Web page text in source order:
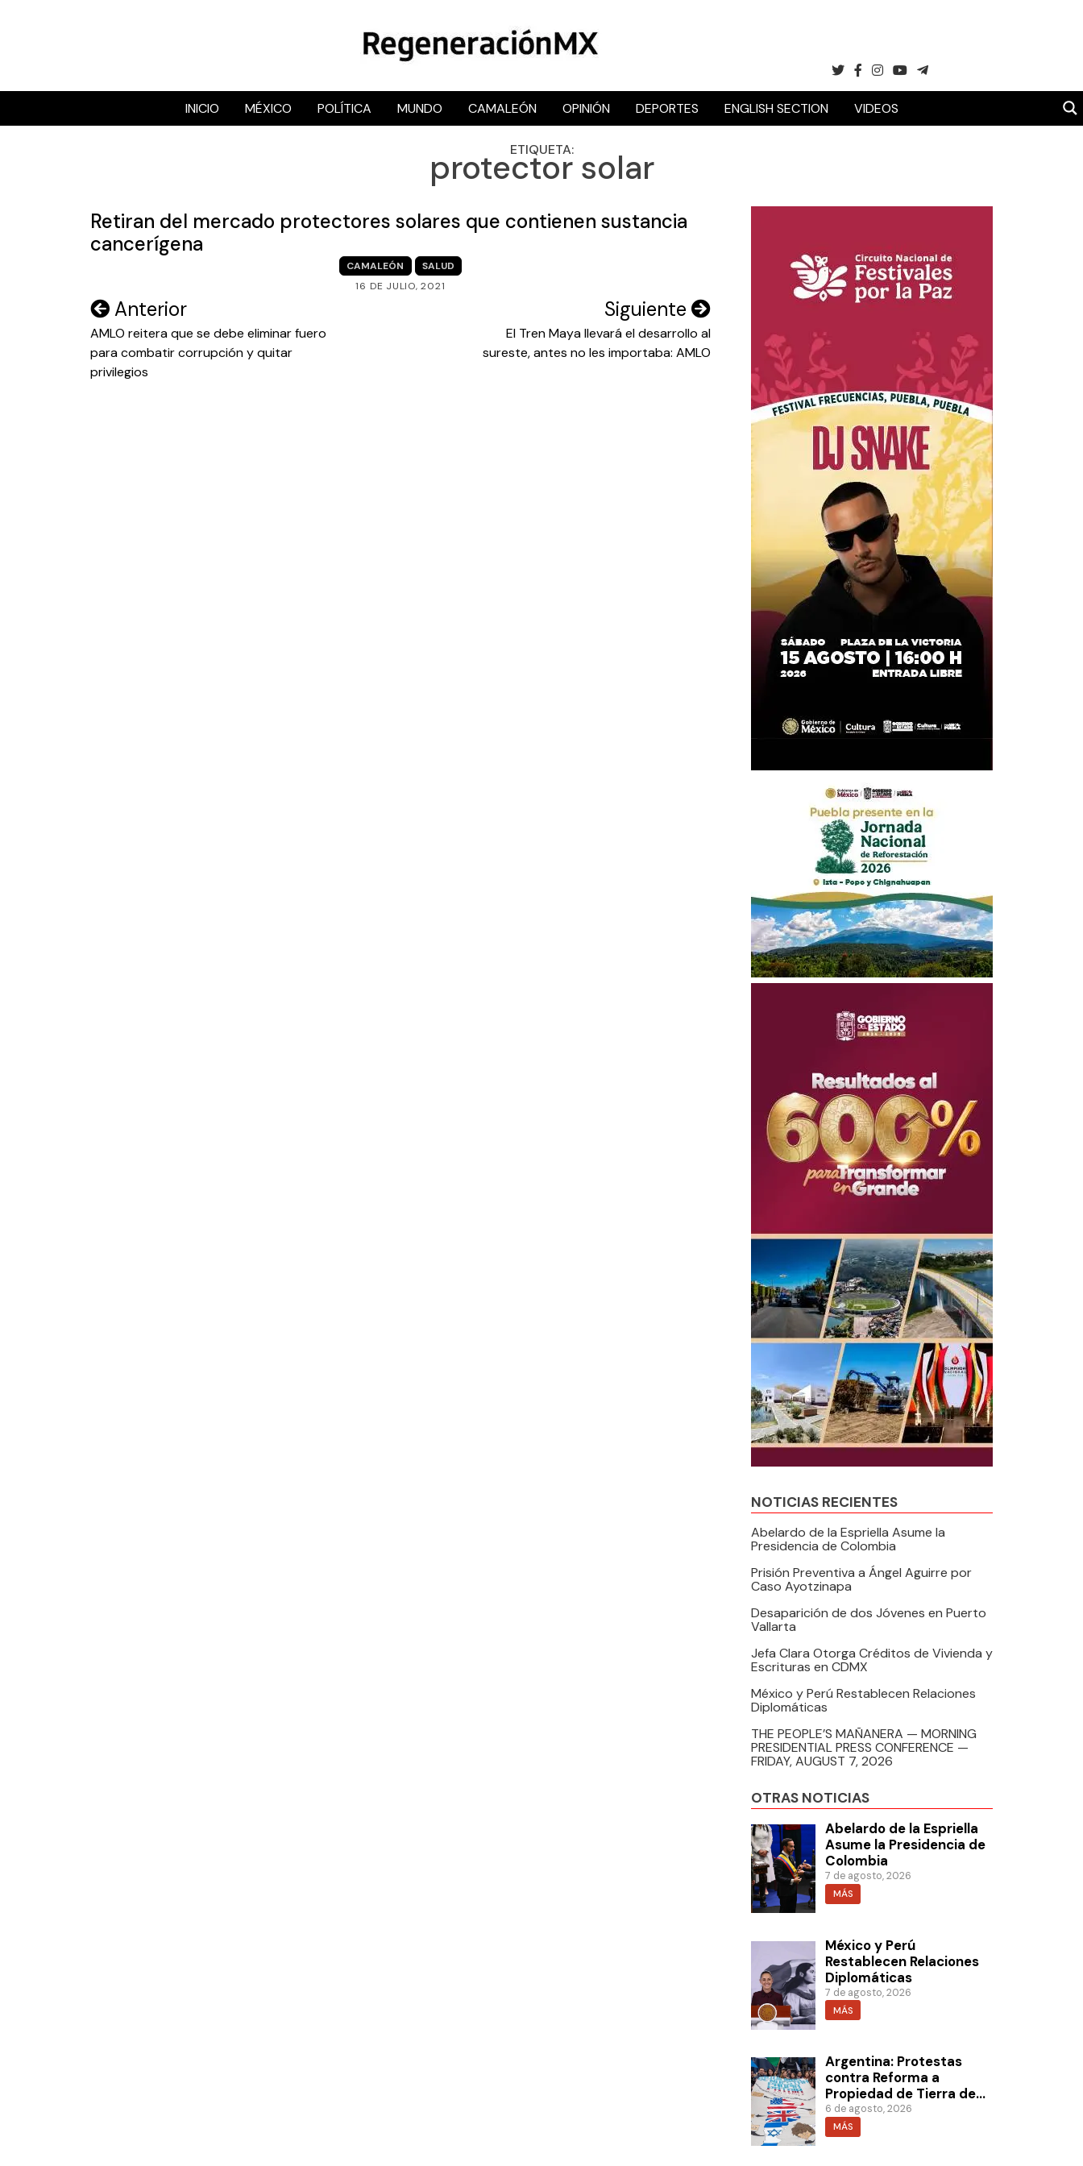
RegeneraciónMX
Sitio de noticias libre e independiente
INICIO MÉXICO POLÍTICA MUNDO CAMALEÓN OPINIÓN DEPORTES ENGLISH SECTION VIDEOS
ETIQUETA:
protector solar
Retiran del mercado protectores solares que contienen sustancia
cancerígena
CAMALEÓN
SALUD
16 DE JULIO, 2021
Navegación
de
entradas
Anterior
AMLO reitera que se debe eliminar fuero
para combatir corrupción y quitar
privilegios
Siguiente
El Tren Maya llevará el desarrollo al
sureste, antes no les importaba: AMLO
NOTICIAS RECIENTES
Abelardo de la Espriella Asume la
Presidencia de Colombia
Prisión Preventiva a Ángel Aguirre por
Caso Ayotzinapa
Desaparición de dos Jóvenes en Puerto
Vallarta
Jefa Clara Otorga Créditos de Vivienda y
Escrituras en CDMX
México y Perú Restablecen Relaciones
Diplomáticas
THE PEOPLE’S MAÑANERA — MORNING
PRESIDENTIAL PRESS CONFERENCE —
FRIDAY, AUGUST 7, 2026
OTRAS NOTICIAS
Abelardo de la Espriella
Asume la Presidencia de
Colombia
7 de agosto, 2026
MÁS
México y Perú
Restablecen Relaciones
Diplomáticas
7 de agosto, 2026
MÁS
Argentina: Protestas
contra Reforma a
Propiedad de Tierra de
Milei
6 de agosto, 2026
MÁS